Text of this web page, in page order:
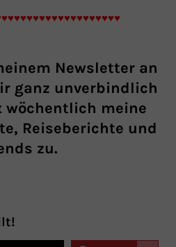
Newsletter an
ganz unverbindlich
wöchentlich meine
Reiseberichte und
zu.